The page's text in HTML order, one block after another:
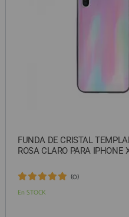
FUNDA DE CRISTAL
ROSA CLARO PARA IPHONE
En STOCK
(0)